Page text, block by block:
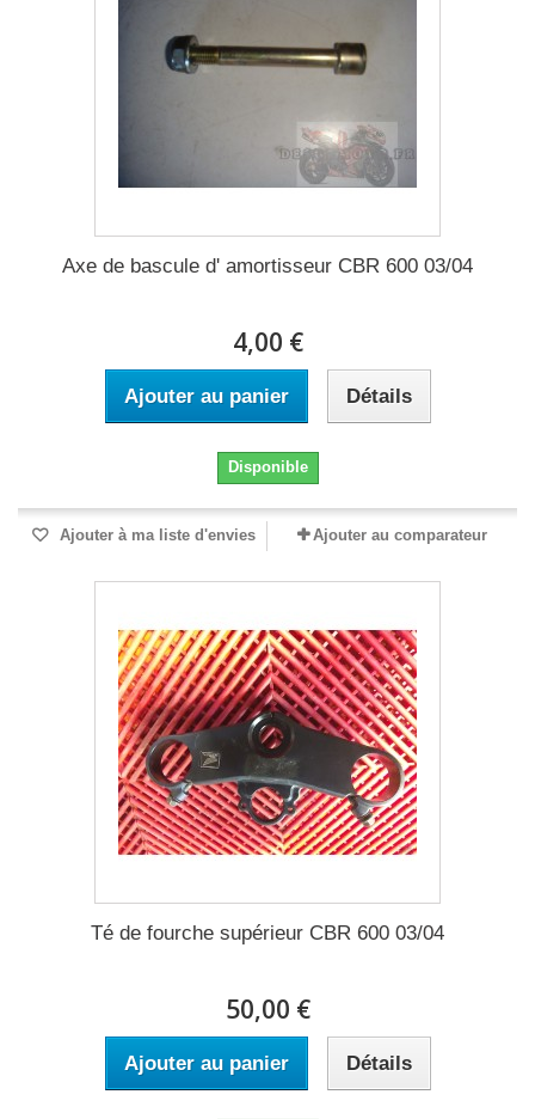
Axe de bascule d' amortisseur CBR 600 03/04
4,00 €
Ajouter au panier Détails
Disponible
Ajouter à ma liste d'envies Ajouter au comparateur
Té de fourche supérieur CBR 600 03/04
50,00 €
Ajouter au panier Détails